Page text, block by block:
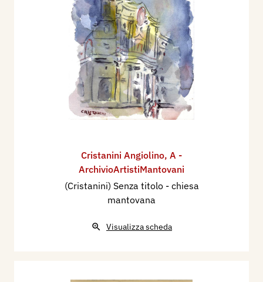
Cristanini Angiolino, A -
ArchivioArtistiMantovani
(Cristanini) Senza titolo - chiesa
mantovana
Visualizza scheda